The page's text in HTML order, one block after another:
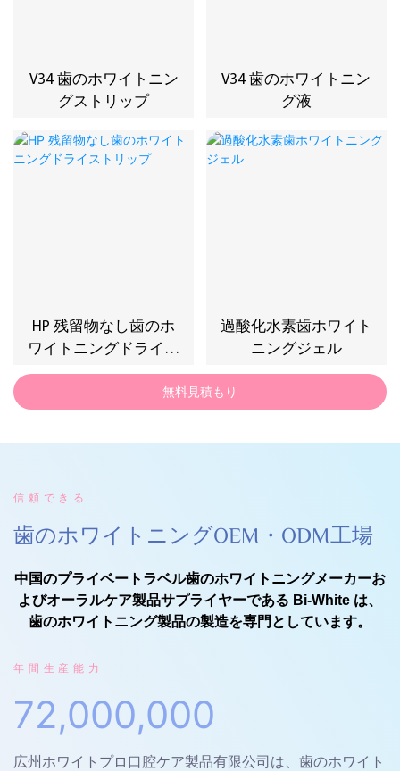
V34 歯のホワイトニン
グストリップ
V34 歯のホワイトニン
グ液
HP 残留物なし歯のホ
ワイトニングドライス
トリップ
過酸化水素歯ホワイト
ニングジェル
無料見積もり
信頼できる
歯のホワイトニングOEM・ODM工場
中国のプライベートラベル歯のホワイトニングメーカーお
よびオーラルケア製品サプライヤーである Bi-White は、
歯のホワイトニング製品の製造を専門としています。
年間生産能力
72,000,000
広州ホワイトプロ口腔ケア製品有限公司は、歯のホワイト